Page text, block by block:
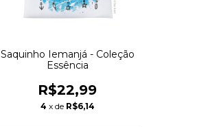
Saquinho Iemanjá - Coleção
Essência
R$22,99
4 x de R$6,14